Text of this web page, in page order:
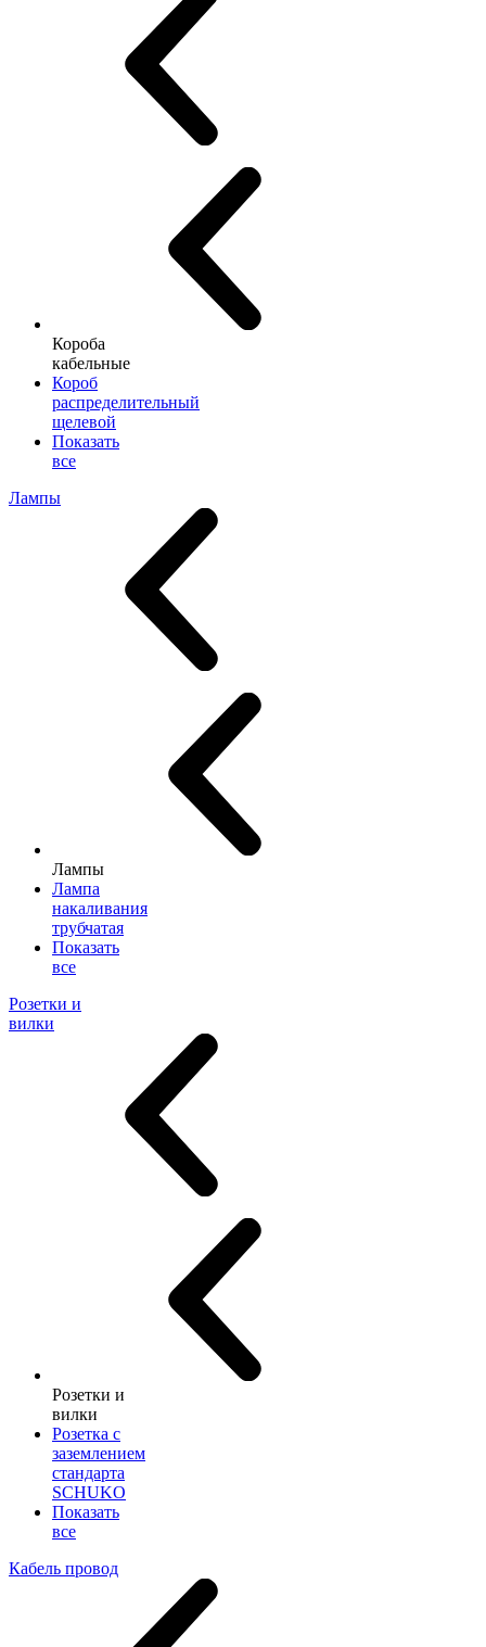
Короба
кабельные
Короб
распределительный
щелевой
Показать
все
Лампы
Лампы
Лампа
накаливания
трубчатая
Показать
все
Розетки и
вилки
Розетки и
вилки
Розетка с
заземлением
стандарта
SCHUKO
Показать
все
Кабель провод